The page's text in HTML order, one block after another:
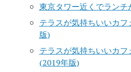
東京タワー近くでラン
テラスが気持ちいいカ
版)
テラスが気持ちいいカフ
(2019年版)